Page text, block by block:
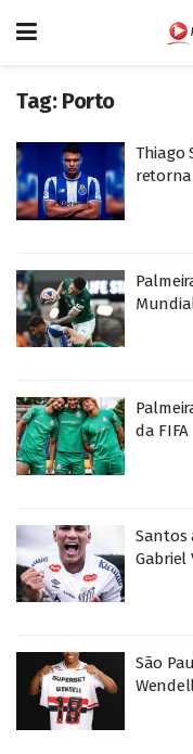
Tag: Porto
Thiago
da FIFA
Santos
Gabriel
São